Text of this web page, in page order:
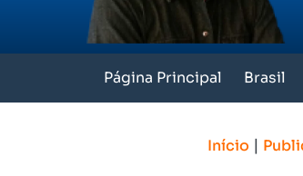
Página Principal Brasil
Início |